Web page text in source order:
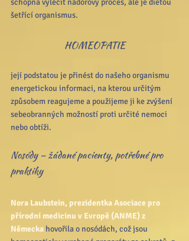
šetřící organismus.
HOMEOPATIE
její podstatou je přinést do našeho organismu
energetickou informaci, na kterou určitým
způsobem reagujeme a použijeme ji ke zvýšení
sebeobranných možností proti určité nemoci
nebo obtíži.
Nosódy – žádané pacienty, potřebné pro
praktiky
Nora Laubstein, prezidentka Asociace pro
přírodní medicínu v Evropě (ANME) z
Německa hovořila o nosódách, což jsou